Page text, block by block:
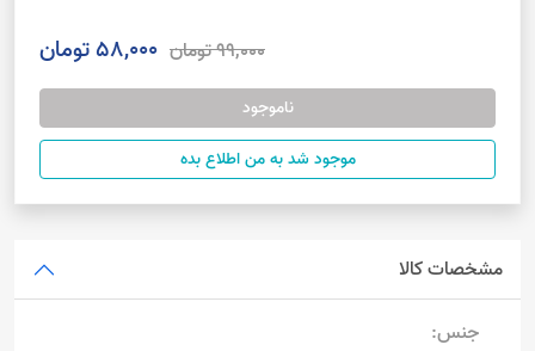
99,000 تومان 58,000 تومان
ناموجود
موجود شد به من اطلاع بده
مشخصات کالا
جنس: